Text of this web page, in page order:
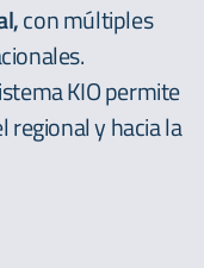
con múltiples
KIO permite
regional y hacia la